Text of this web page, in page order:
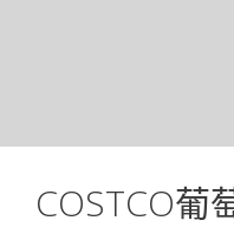
COSTCO葡